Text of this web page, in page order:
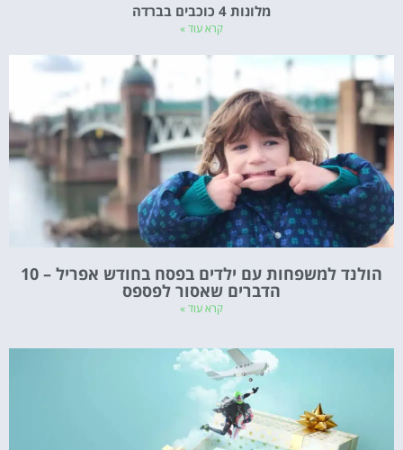
מלונות 4 כוכבים בברדה
קרא עוד »
הולנד למשפחות עם ילדים בפסח בחודש אפריל – 10
הדברים שאסור לפספס
קרא עוד »